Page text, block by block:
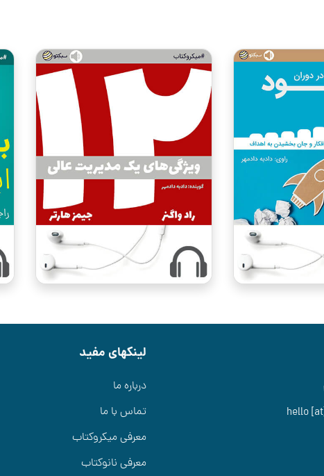
hello
لینکهای مفید
درباره ما
تماس با ما
معرفی میکروکتاب
معرفی نانوکتاب